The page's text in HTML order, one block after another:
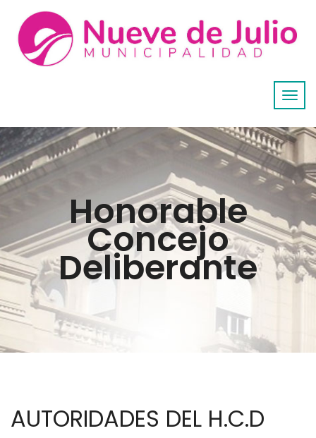
Honorable
Concejo
Deliberante
AUTORIDADES DEL H.C.D